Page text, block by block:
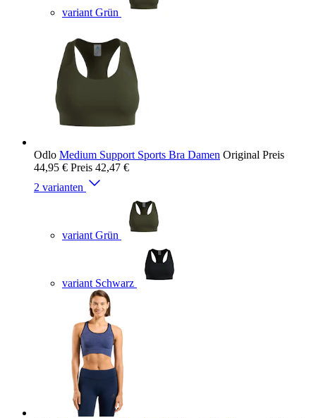
variant Grün
Odlo Medium Support Sports Bra Damen Original Preis
44,95 € Preis 42,47 €
2 varianten
variant Grün
variant Schwarz